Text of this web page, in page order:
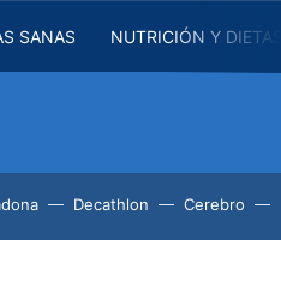
SANAS NUTRICIÓN Y
Decathlon Cerebro